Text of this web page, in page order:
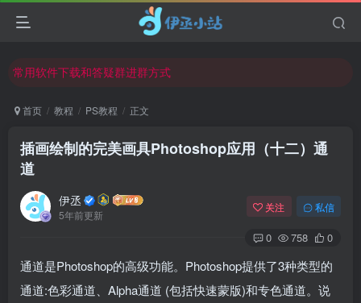
欢迎反馈网站中存在的问题和建议！
常用软件下载和答疑群进群方式
欢迎访问伊丞小站！
首页 教程 PS教程 正文
插画绘制的完美画具Photoshop应用（十二）通
道
伊丞
5年前更新
关注 私信
0 758 0
通道是Photoshop的高级功能。Photoshop提供了3种类型的
通道:色彩通道、Alpha通道 (包括快速蒙版)和专色通道。说